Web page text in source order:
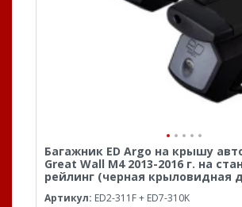
Багажник ED Argo на крышу
Great Wall M4 2013-2016 г. на
рейлинг (черная крыловидная
Артикул: ED2-311F + ED7-310K